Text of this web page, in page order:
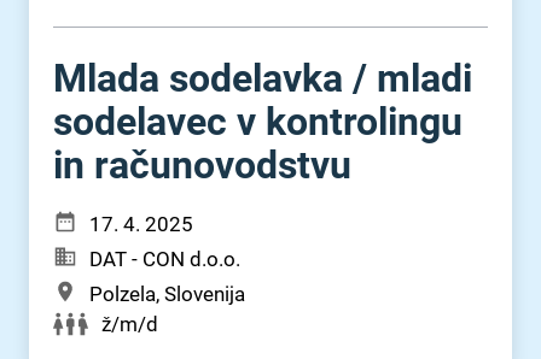
Mlada sodelavka ⁠/⁠ mladi
sodelavec v kontrolingu
in računovodstvu
17. 4. 2025
DAT - CON d.o.o.
Polzela, Slovenija
ž/m/d